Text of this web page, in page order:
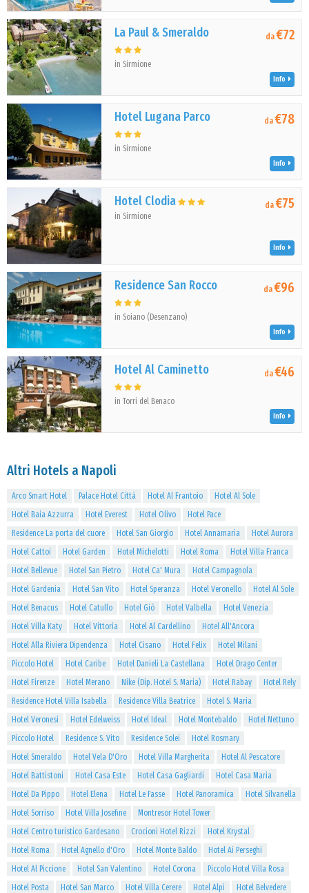
La Paul & Smeraldo
in Sirmione
da€72
Info
Hotel Lugana Parco
in Sirmione
da€78
Info
Hotel Clodia
in Sirmione
da€75
Info
Residence San Rocco
in Soiano (Desenzano)
da€96
Info
Hotel Al Caminetto
in Torri del Benaco
da€46
Info
Altri Hotels a Napoli
Arco Smart Hotel Palace Hotel Città Hotel Al Frantoio
Hotel Al Sole
Hotel Baia Azzurra
Hotel Everest Hotel Olivo
Hotel Pace
Residence La porta del cuore
Hotel San Giorgio Hotel Annamaria
Hotel Aurora
Hotel Cattoi
Hotel Garden Hotel Michelotti Hotel Roma
Hotel Villa Franca
Hotel Bellevue
Hotel San Pietro Hotel Ca' Mura
Hotel Campagnola
Hotel Gardenia
Hotel San Vito Hotel Speranza Hotel Veronello
Hotel Al Sole
Hotel Benacus
Hotel Catullo Hotel Giò Hotel Valbella
Hotel Venezia
Hotel Villa Katy
Hotel Vittoria Hotel Al Cardellino
Hotel All'Ancora
Hotel Alla Riviera Dipendenza
Hotel Cisano Hotel Felix
Hotel Milani
Piccolo Hotel
Hotel Caribe Hotel Danieli La Castellana
Hotel Drago Center
Hotel Firenze
Hotel Merano Nike (Dip. Hotel S. Maria) Hotel Rabay
Hotel Rely
Residence Hotel Villa Isabella
Residence Villa Beatrice
Hotel S. Maria
Hotel Veronesi
Hotel Edelweiss Hotel Ideal Hotel Montebaldo
Hotel Nettuno
Piccolo Hotel
Residence S. Vito Residence Solei
Hotel Rosmary
Hotel Smeraldo
Hotel Vela D'Oro Hotel Villa Margherita
Hotel Al Pescatore
Hotel Battistoni
Hotel Casa Este Hotel Casa Gagliardi
Hotel Casa Maria
Hotel Da Pippo
Hotel Elena Hotel Le Fasse Hotel Panoramica
Hotel Silvanella
Hotel Sorriso
Hotel Villa Josefine
Montresor Hotel Tower
Hotel Centro turistico Gardesano
Crocioni Hotel Rizzi
Hotel Krystal
Hotel Roma
Hotel Agnello d'Oro Hotel Monte Baldo
Hotel Ai Perseghi
Hotel Al Piccione
Hotel San Valentino Hotel Corona
Piccolo Hotel Villa Rosa
Hotel Posta
Hotel San Marco Hotel Villa Cerere Hotel Alpi Hotel Belvedere